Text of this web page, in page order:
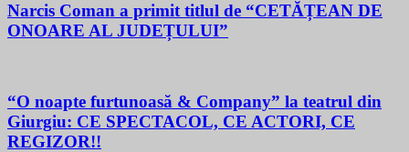
Narcis Coman a primit titlul de “CETĂȚEAN DE
ONOARE AL JUDEȚULUI”
“O noapte furtunoasă & Company” la teatrul din
Giurgiu: CE SPECTACOL, CE ACTORI, CE
REGIZOR!!